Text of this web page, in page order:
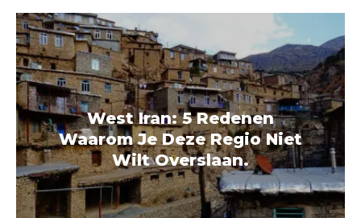
West Iran: 5 Redenen
Waarom Je Deze Regio Niet
Wilt Overslaan.